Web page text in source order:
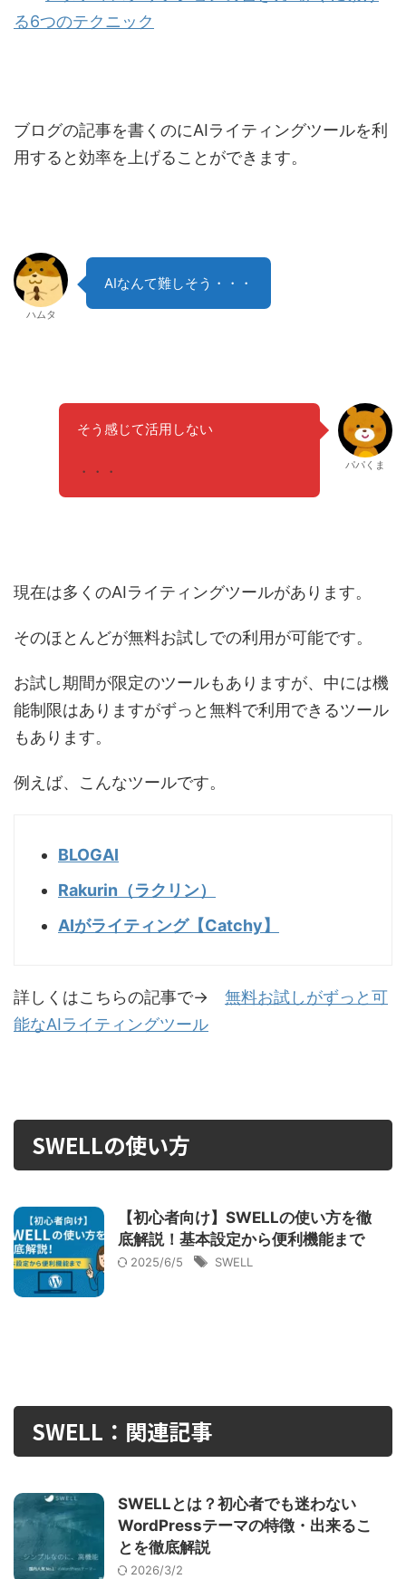
る6つのテクニック
ブログの記事を書くのにAIライティングツールを利
用すると効率を上げることができます。
ハムタ
AIなんて難しそう・・・
そう感じて活用しないのは勿体無いです。
気軽に パパくま
現在は多くのAIライティングツールがあります。
そのほとんどが無料お試しでの利用が可能です。
お試し期間が限定のツールもありますが、中には機
能制限はありますがずっと無料で利用できるツール
もあります。
例えば、こんなツールです。
BLOGAI
Rakurin（ラクリン）
AIがライティング【Catchy】
詳しくはこちらの記事で→ 無料お試しがずっと可
能なAIライティングツール
SWELLの使い方
【初心者向け】SWELLの使い方を徹
底解説！基本設定から便利機能まで
2025/6/5 SWELL
SWELL：関連記事
SWELLとは？初心者でも迷わない
WordPressテーマの特徴・出来るこ
とを徹底解説
2026/3/2